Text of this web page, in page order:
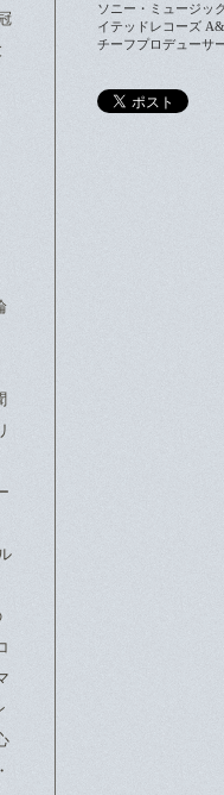
ソニー・ミュージッ
イテッドレコーズ
チーフプロデューサ